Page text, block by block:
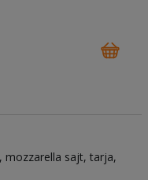
mozzarella sajt tarja